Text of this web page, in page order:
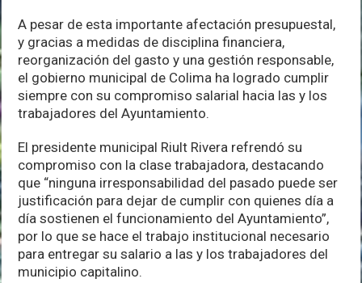
A pesar de esta importante afectación presupuestal,
y gracias a medidas de disciplina financiera,
reorganización del gasto y una gestión responsable,
el gobierno municipal de Colima ha logrado cumplir
siempre con su compromiso salarial hacia las y los
trabajadores del Ayuntamiento.
El presidente municipal Riult Rivera refrendó su
compromiso con la clase trabajadora, destacando
que “ninguna irresponsabilidad del pasado puede ser
justificación para dejar de cumplir con quienes día a
día sostienen el funcionamiento del Ayuntamiento”,
por lo que se hace el trabajo institucional necesario
para entregar su salario a las y los trabajadores del
municipio capitalino.